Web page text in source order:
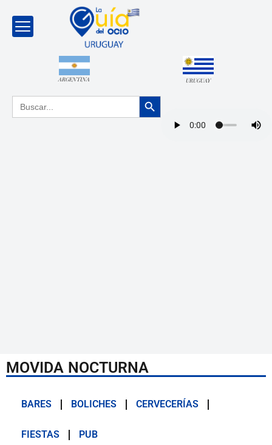
ARGENTINA URUGUAY
Buscar: Botón de búsqueda
MOVIDA NOCTURNA
BARES BOLICHES CERVECERÍAS
FIESTAS PUB